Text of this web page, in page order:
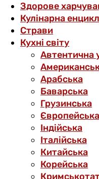
Здорове
Кулінарна
Страви
Кухні світу
Автентична
Арабська
Баварська
Грузинська
Європейська
Індійська
Італійська
Китайська
Корейська